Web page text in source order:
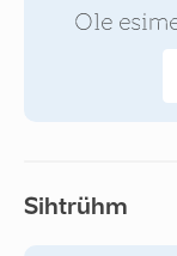
Ole
Sihtrühm